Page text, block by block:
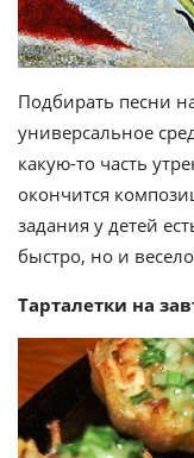
Подбирать песни
универсальное
какую-то часть
окончится
задания у детей
быстро, но и
Тарталетки на